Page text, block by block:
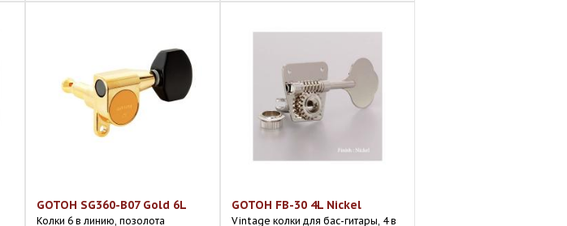
GOTOH SG360-B07 Gold 6L
Колки 6 в линию, позолота
GOTOH FB-30 4L Nickel
Vintage колки для бас-гитары, 4 в